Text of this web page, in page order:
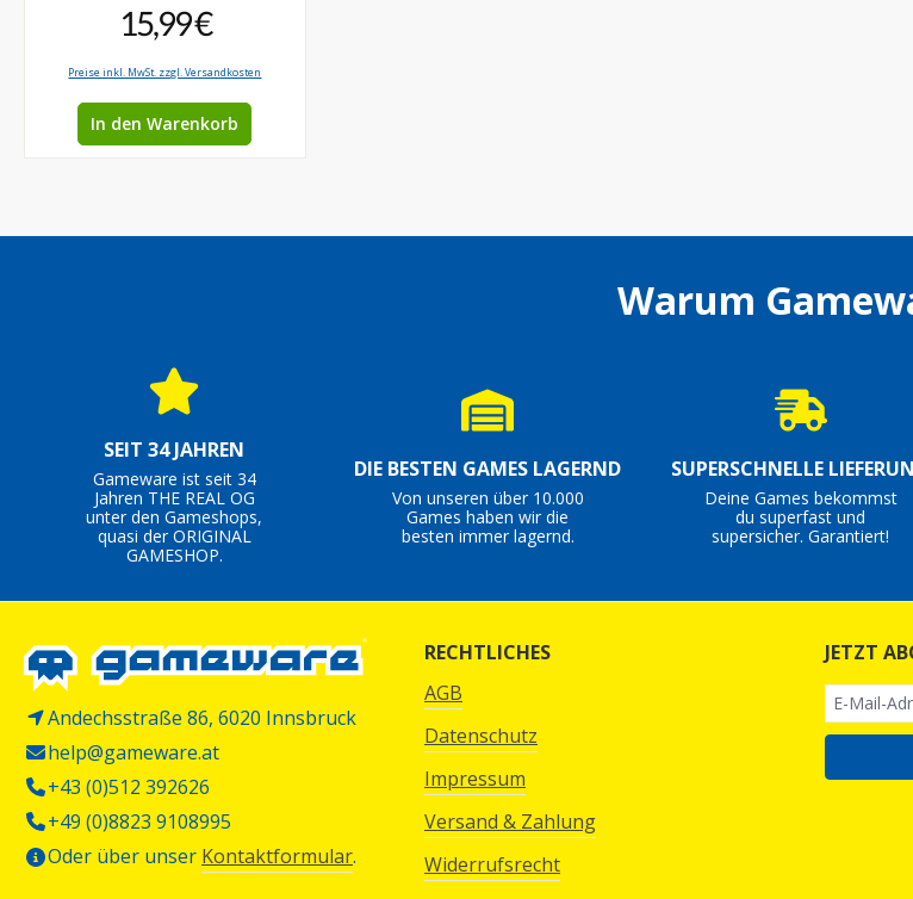
15,99 €
Preise inkl. MwSt. zzgl. Versandkosten
In den Warenkorb
Warum
SEIT 34 JAHREN
Gameware ist seit 34
Jahren THE REAL OG
unter den Gameshops,
quasi der ORIGINAL
GAMESHOP.
DIE BESTEN GAMES LAGERND
Von unseren über 10.000
Games haben wir die
besten immer lagernd.
SUPERSCHNELLE
Deine Games bekommst
du superfast und
supersicher. Garantiert!
Andechsstraße 86, 6020 Innsbruck
help@gameware.at
+43 (0)512 392626
+49 (0)8823 9108995
Oder über unser Kontaktformular.
RECHTLICHES
AGB
Datenschutz
Impressum
Versand & Zahlung
Widerrufsrecht
JETZT